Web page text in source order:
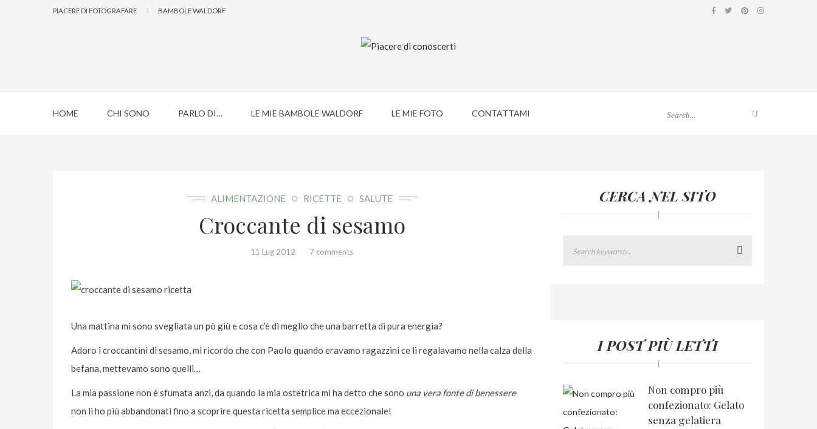
PIACERE DI FOTOGRAFARE BAMBOLE WALDORF
HOME CHI SONO PARLO DI… LE MIE BAMBOLE WALDORF LE MIE FOTO CONTATTAMI
ALIMENTAZIONE RICETTE SALUTE
Croccante di sesamo
11 Lug 2012 7 comments
Una mattina mi sono svegliata un pò giù e cosa c’è di meglio che una barretta di pura energia?
Adoro i croccantini di sesamo, mi ricordo che con Paolo quando eravamo ragazzini ce li regalavamo nella calza della
befana, mettevamo sono quelli…
La mia passione non è sfumata anzi, da quando la mia ostetrica mi ha detto che sono una vera fonte di benessere
non li ho più abbandonati fino a scoprire questa ricetta semplice ma eccezionale!
CERCA NEL SITO
Search
I POST PIÙ LETTI
Non compro più
confezionato: Gelato
senza gelatiera